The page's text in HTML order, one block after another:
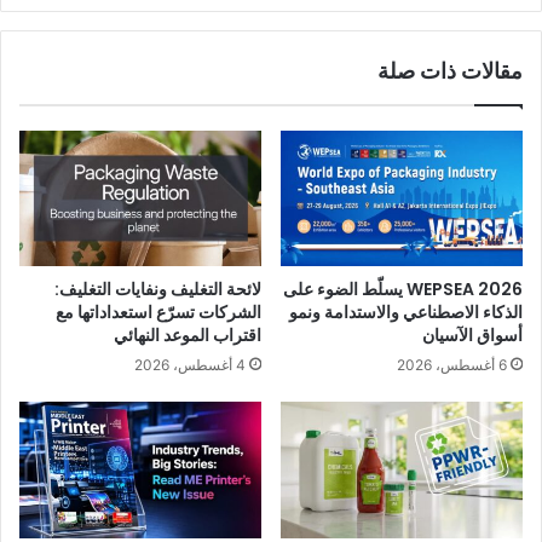
مقالات ذات صلة
WEPSEA 2026 يسلّط الضوء على
الذكاء الاصطناعي والاستدامة ونمو
أسواق الآسيان
6 أغسطس، 2026
لائحة التغليف ونفايات التغليف:
الشركات تسرّع استعداداتها مع
اقتراب الموعد النهائي
4 أغسطس، 2026